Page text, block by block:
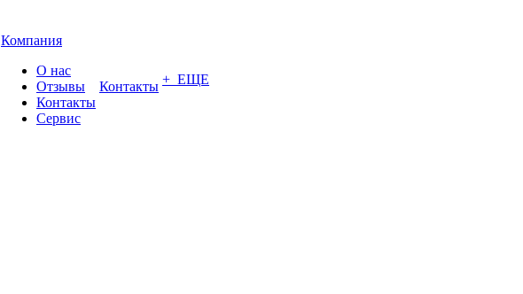
Компания
О нас
Отзывы
Контакты
Сервис
Контакты + ЕЩЕ